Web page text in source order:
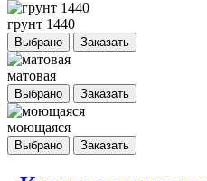
грунт 1440
Выбрано Заказать
матовая
Выбрано Заказать
моющаяся
Выбрано Заказать